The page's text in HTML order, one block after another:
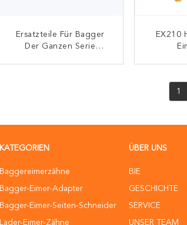
Ersatzteile Für Bagger
Der Ganzen Serie
EX210
1
KATEGORIEN
Baggereimerzähne
Bagger-Eimer-Adapter
Bagger-Eimer-Seiten-Schneider
Lader-Eimer-Zähne
ÜBER UNS
BIE
GESCHICHTE
SERVICE
UNSER TEAM